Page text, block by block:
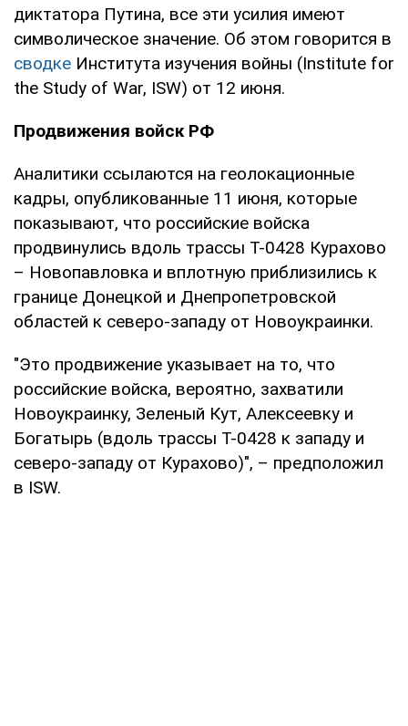
диктатора Путина, все эти усилия имеют
символическое значение. Об этом говорится в
сводке Института изучения войны (Institute for
the Study of War, ISW) от 12 июня.
Продвижения войск РФ
Аналитики ссылаются на геолокационные
кадры, опубликованные 11 июня, которые
показывают, что российские войска
продвинулись вдоль трассы Т-0428 Курахово
– Новопавловка и вплотную приблизились к
границе Донецкой и Днепропетровской
областей к северо-западу от Новоукраинки.
"Это продвижение указывает на то, что
российские войска, вероятно, захватили
Новоукраинку, Зеленый Кут, Алексеевку и
Богатырь (вдоль трассы Т-0428 к западу и
северо-западу от Курахово)", – предположил
в ISW.